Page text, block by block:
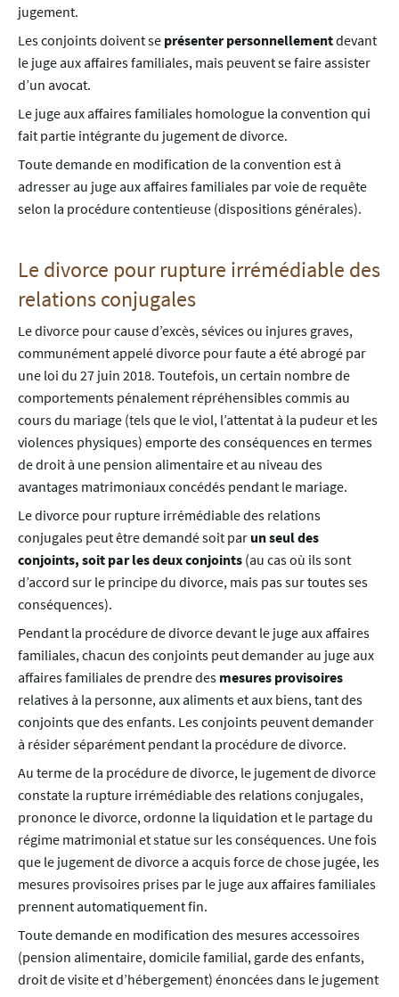
jugement.
Les conjoints doivent se présenter personnellementdevant
le juge aux affaires familiales, mais peuvent se faire assister
d’un avocat.
Le juge aux affaires familiales homologue la convention qui
fait partie intégrante du jugement de divorce.
Toute demande en modification de la convention est à
adresser au juge aux affaires familiales par voie de requête
selon la procédure contentieuse (dispositions générales).
Le divorce pour rupture irrémédiable des
relations conjugales
Le divorce pour cause d’excès, sévices ou injures graves,
communément appelé divorce pour faute a été abrogé par
une loi du 27 juin 2018. Toutefois, un certain nombre de
comportements pénalement répréhensibles commis au
cours du mariage (tels que le viol, l’attentat à la pudeur et les
violences physiques) emporte des conséquences en termes
de droit à une pension alimentaire et au niveau des
avantages matrimoniaux concédés pendant le mariage.
Le divorce pour rupture irrémédiable des relations
conjugales peut être demandé soit par un seul des
conjoints, soit par les deux conjoints (au cas où ils sont
d’accord sur le principe du divorce, mais pas sur toutes ses
conséquences).
Pendant la procédure de divorce devant le juge aux affaires
familiales, chacun des conjoints peut demander au juge aux
affaires familiales de prendre des mesures provisoires
relatives à la personne, aux aliments et aux biens, tant des
conjoints que des enfants. Les conjoints peuvent demander
à résider séparément pendant la procédure de divorce.
Au terme de la procédure de divorce, le jugement de divorce
constate la rupture irrémédiable des relations conjugales,
prononce le divorce, ordonne la liquidation et le partage du
régime matrimonial et statue sur les conséquences. Une fois
que le jugement de divorce a acquis force de chose jugée, les
mesures provisoires prises par le juge aux affaires familiales
prennent automatiquement fin.
Toute demande en modification des mesures accessoires
(pension alimentaire, domicile familial, garde des enfants,
droit de visite et d’hébergement) énoncées dans le jugement